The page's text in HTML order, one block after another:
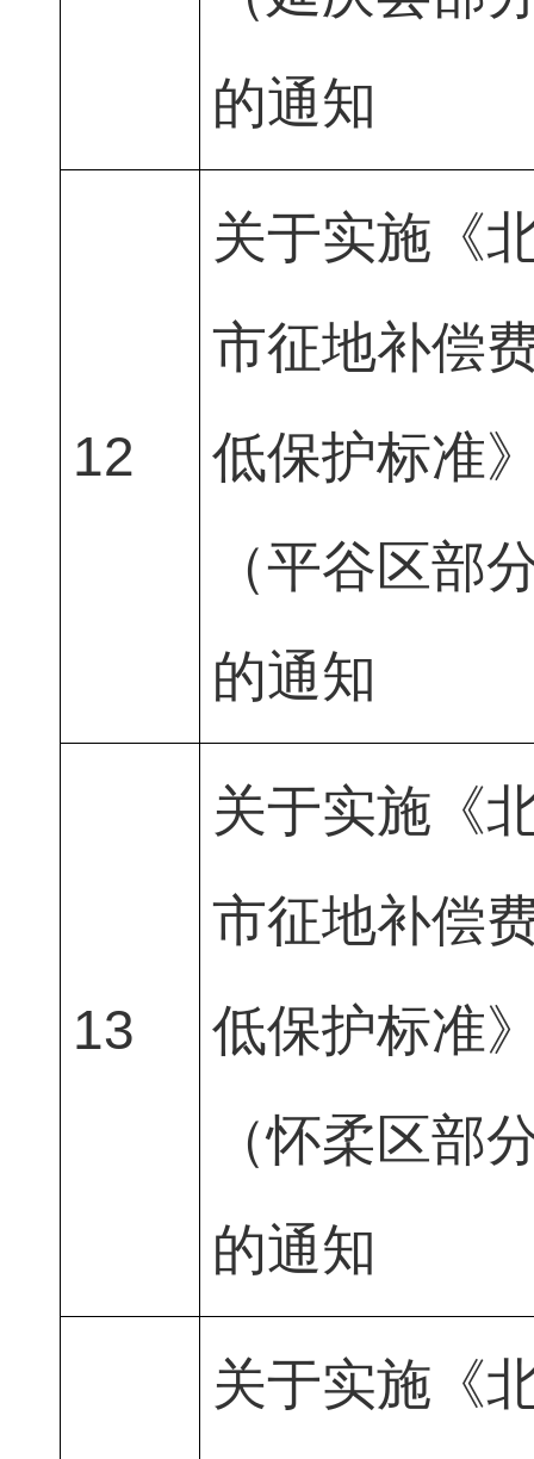
的通知
12
关于实施《
市征地补偿
低保护标准
（平谷区部
的通知
13
关于实施《
市征地补偿
低保护标准
（怀柔区部
的通知
关于实施《